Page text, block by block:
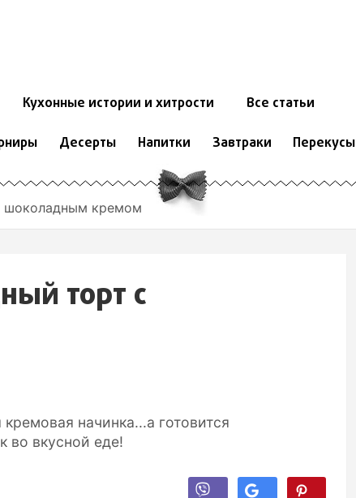
Кухонные истории и хитрости Все статьи
Десерты Напитки Завтраки Перекусы
шоколадным кремом
торт c
начинка...а готовится
во вкусной еде!